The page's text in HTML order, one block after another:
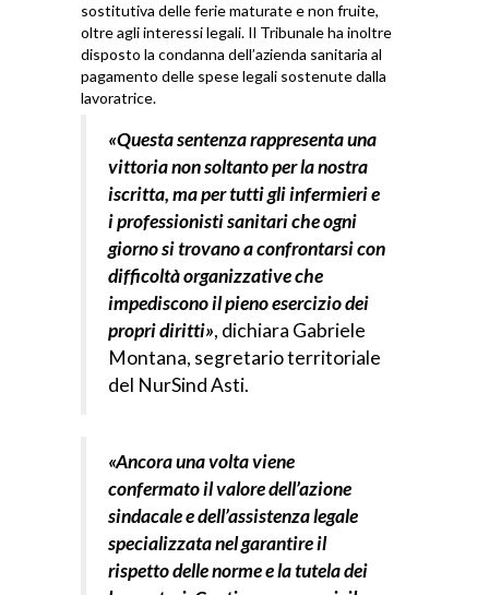
sostitutiva delle ferie maturate e non fruite,
oltre agli interessi legali. Il Tribunale ha inoltre
disposto la condanna dell’azienda sanitaria al
pagamento delle spese legali sostenute dalla
lavoratrice.
«Questa sentenza rappresenta una
vittoria non soltanto per la nostra
iscritta, ma per tutti gli infermieri e
i professionisti sanitari che ogni
giorno si trovano a confrontarsi con
difficoltà organizzative che
impediscono il pieno esercizio dei
propri diritti», dichiara Gabriele
Montana, segretario territoriale
del NurSind Asti.
«Ancora una volta viene
confermato il valore dell’azione
sindacale e dell’assistenza legale
specializzata nel garantire il
rispetto delle norme e la tutela dei